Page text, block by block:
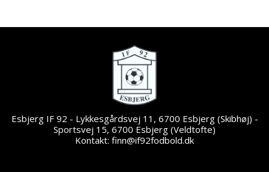
Esbjerg IF 92 - Lykkesgårdsvej 11, 6700 Esbjerg (Skibhøj) -
Sportsvej 15, 6700 Esbjerg (Veldtofte)
Kontakt: finn@if92fodbold.dk